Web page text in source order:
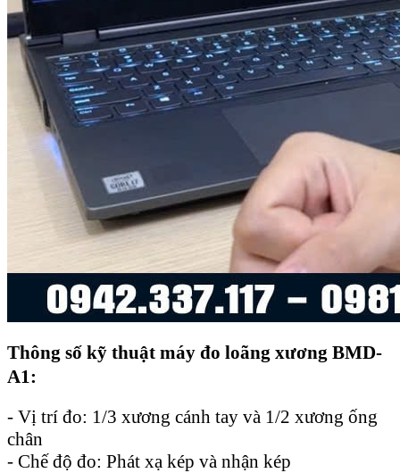
Thông số kỹ thuật máy đo loãng xương BMD-
A1:
- Vị trí đo: 1/3 xương cánh tay và 1/2 xương ống
chân
- Chế độ đo: Phát xạ kép và nhận kép